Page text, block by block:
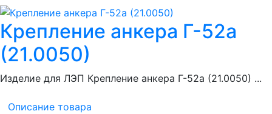
Крепление анкера Г-52а
(21.0050)
Изделие для ЛЭП Крепление анкера Г-52а (21.0050) ...
Описание товара